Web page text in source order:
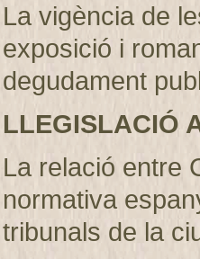
La vigència de
exposició i
degudament
LLEGISLACIÓ
La relació entre
normativa
tribunals de la